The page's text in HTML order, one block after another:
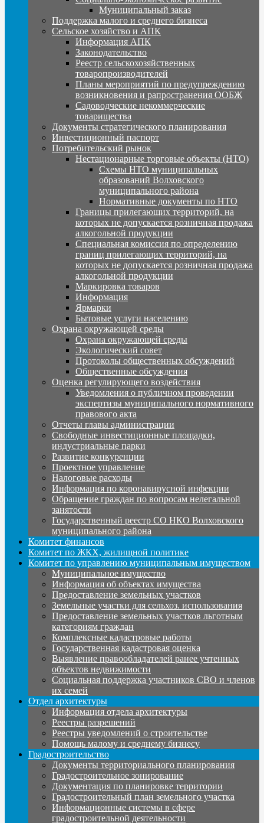
Муниципальный заказ
Поддержка малого и среднего бизнеса
Сельское хозяйство и АПК
Информация АПК
Законодательство
Реестр сельскохозяйственных
товаропроизводителей
Планы мероприятий по предупреждению
возникновения и рапространения ООБЖ
Садоводческие некоммерческие
товарищества
Документы стратегического планирования
Инвестиционный паспорт
Потребительский рынок
Нестационарные торговые объекты (НТО)
Схемы НТО муниципальных
образований Волховского
муниципального района
Нормативные документы по НТО
Границы прилегающих территорий, на
которых не допускается розничная продажа
алкогольной продукции
Специальная комиссия по определению
границ прилегающих территорий, на
которых не допускается розничная продажа
алкогольной продукции
Маркировка товаров
Информация
Ярмарки
Бытовые услуги населению
Охрана окружающей среды
Охрана окружающей среды
Экологический совет
Протоколы общественных обсуждений
Общественные обсуждения
Оценка регулирующего воздействия
Уведомления о публичном проведении
экспертизы муниципального нормативного
правового акта
Отчеты главы администрации
Свободные инвестиционные площадки,
индустриальные парки
Развитие конкуренции
Проектное управление
Налоговые расходы
Информация по коронавирусной инфекции
Обращение граждан по вопросам нелегальной
занятости
Государственный реестр СО НКО Волховского
муниципального района
Комитет финансов
Комитет по ЖКХ, жилищной политике
Комитет по управлению муниципальным имуществом
Муниципальное имущество
Информация об объектах имущества
Предоставление земельных участков
Земельные участки для сельхоз. использования
Предоставление земельных участков льготным
категориям граждан
Комплексные кадастровые работы
Государственная кадастровая оценка
Выявление правообладателей ранее учтенных
объектов недвижимости
Социальная поддержка участников СВО и членов
их семей
Отдел архитектуры
Информация отдела архитектуры
Реестры разрешений
Реестры уведомлений о строительстве
Помощь малому и среднему бизнесу
Градостроительство
Документы территориального планирования
Градостроительное зонирование
Документация по планировке территории
Градостроительный план земельного участка
Информационные системы в сфере
градостроительной деятельности